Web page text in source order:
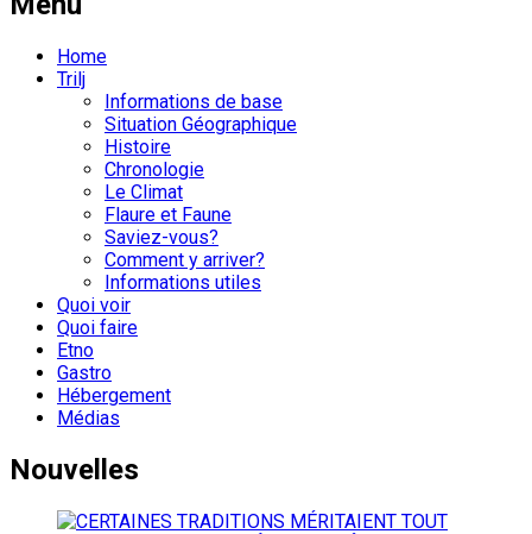
Home
Trilj
Informations de base
Situation Géographique
Histoire
Chronologie
Le Climat
Flaure et Faune
Saviez-vous?
Comment y arriver?
Informations utiles
Quoi voir
Quoi faire
Etno
Gastro
Hébergement
Médias
Nouvelles